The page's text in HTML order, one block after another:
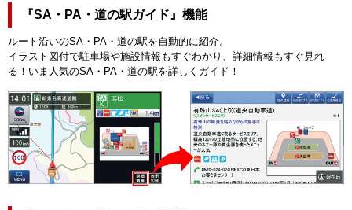
『SA・PA・道の駅ガイド』機能
ルート沿いのSA・PA・道の駅を自動的に紹介。
イラスト図付で駐車場や施設情報もすぐわかり、詳細情報もすぐ見れ
る！いま人気のSA・PA・道の駅を詳しくガイド！